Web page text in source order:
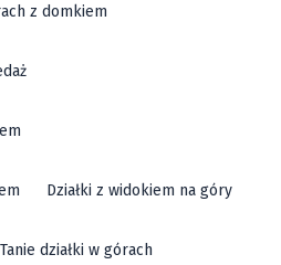
z domkiem
Działki z widokiem na góry
Tanie działki w górach